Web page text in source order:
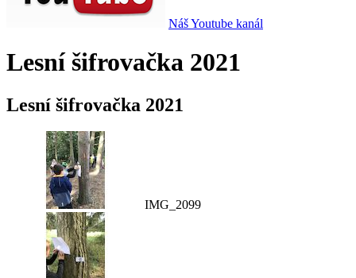
Náš Youtube kanál
Lesní šifrovačka 2021
Lesní šifrovačka 2021
IMG_2099